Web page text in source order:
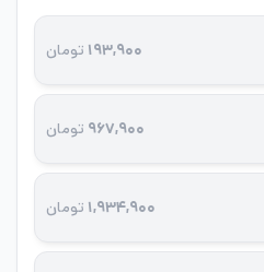
۱۹۳,۹۰۰ تومان
۹۶۷,۹۰۰ تومان
۱,۹۳۴,۹۰۰ تومان